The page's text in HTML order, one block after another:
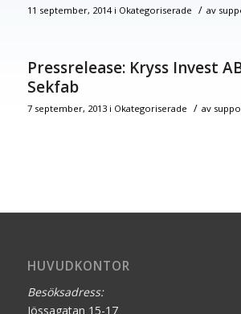
11 september, 2014 i Okategoriserade / av
Pressrelease: Kryss Invest
Sekfab
7 september, 2013 i Okategoriserade / av
HUVUDKONTOR
Besöksadress:
Jössagatan 15-17